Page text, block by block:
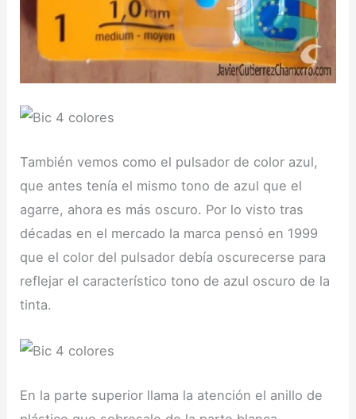
También vemos como el pulsador de color azul,
que antes tenía el mismo tono de azul que el
agarre, ahora es más oscuro. Por lo visto tras
décadas en el mercado la marca pensó en 1999
que el color del pulsador debía oscurecerse para
reflejar el característico tono de azul oscuro de la
tinta.
En la parte superior llama la atención el anillo de